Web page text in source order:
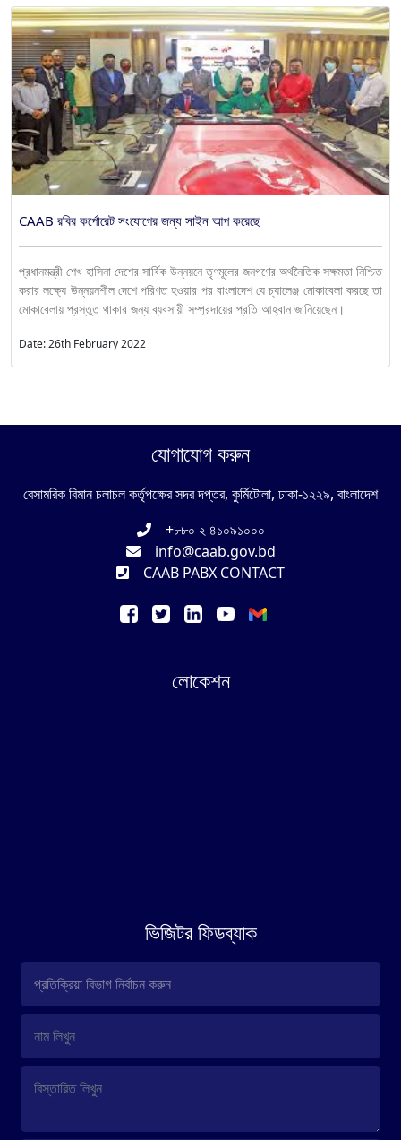
CAAB রবির কর্পোরেট সংযোগের জন্য সাইন আপ করেছে
প্রধানমন্ত্রী শেখ হাসিনা দেশের সার্বিক উন্নয়নে তৃণমূলের জনগণের অর্থনৈতিক সক্ষমতা নিশ্চিত
করার লক্ষ্যে উন্নয়নশীল দেশে পরিণত হওয়ার পর বাংলাদেশ যে চ্যালেঞ্জ মোকাবেলা করছে তা
মোকাবেলায় প্রস্তুত থাকার জন্য ব্যবসায়ী সম্প্রদায়ের প্রতি আহ্বান জানিয়েছেন।
Date: 26th February 2022
যোগাযোগ করুন
বেসামরিক বিমান চলাচল কর্তৃপক্ষের সদর দপ্তর, কুর্মিটোলা, ঢাকা-১২২৯, বাংলাদেশ
+৮৮০ ২ ৪১০৯১০০০
info@caab.gov.bd
CAAB PABX CONTACT
লোকেশন
ভিজিটর ফিডব্যাক